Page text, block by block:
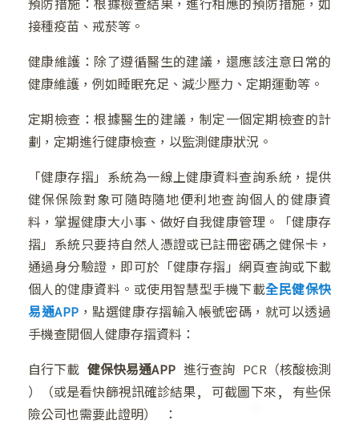
預防措施：根據檢查結果，進行相應的預防措施，如
接種疫苗、戒菸等。
健康維護：除了遵循醫生的建議，還應該注意日常的
健康維護，例如睡眠充足、減少壓力、定期運動等。
定期檢查：根據醫生的建議，制定一個定期檢查的計
劃，定期進行健康檢查，以監測健康狀況。
「健康存摺」系統為一線上健康資料查詢系統，提供
健保保險對象可隨時隨地便利地查詢個人的健康資
料，掌握健康大小事、做好自我健康管理。「健康存
摺」系統只要持自然人憑證或已註冊密碼之健保卡，
通過身分驗證，即可於「健康存摺」網頁查詢或下載
個人的健康資料。或使用智慧型手機下載全民健保快
易通APP ，點選健康存摺輸入帳號密碼，就可以透過
手機查閱個人健康存摺資料：
自行下載 健保快易通APP 進行查詢 PCR（核酸檢測
）（或是看快篩視訊確診結果, 可截圖下來, 有些保
險公司也需要此證明） ：
❅
❅